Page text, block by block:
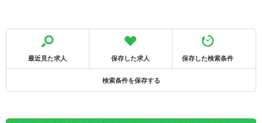
最近見た求人 保存した求人 保存した検索条件
検索条件を保存する